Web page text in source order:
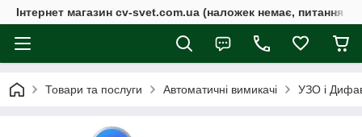
Інтернет магазин cv-svet.com.ua (наложек немає, питання у
Товари та послуги Автоматичні вимикачі УЗО і